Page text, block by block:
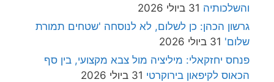
והשלכותיה 31 ביולי 2026
גרשון הכהן: כן לשלום, לא לנוסחה 'שטחים תמורת
שלום' 31 ביולי 2026
פנחס יחזקאלי: מיליציה מול צבא מקצועי, בין סף
הכאוס לקיפאון בירוקרטי 31 ביולי 2026